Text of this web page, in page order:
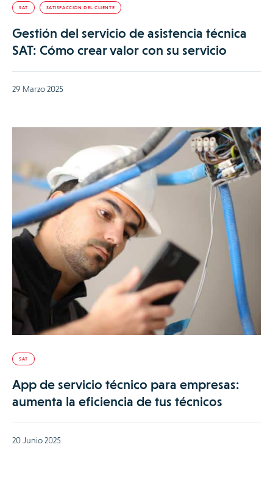
SAT SATISFACCIÓN DEL CLIENTE
Gestión del servicio de asistencia técnica
SAT: Cómo crear valor con su servicio
29 Marzo 2025
SAT
App de servicio técnico para empresas:
aumenta la eficiencia de tus técnicos
20 Junio 2025